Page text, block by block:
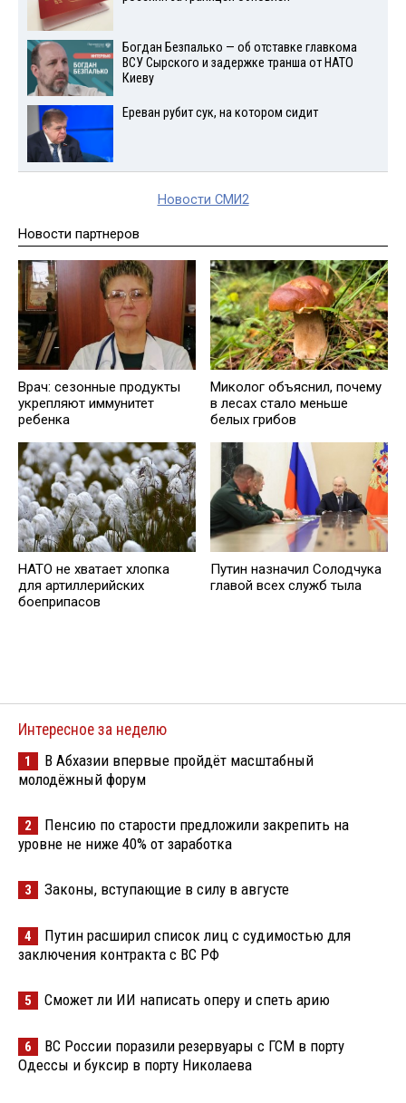
Богдан Безпалько — об отставке главкома
ВСУ Сырского и задержке транша от НАТО
Киеву
Ереван рубит сук, на котором сидит
Новости СМИ2
Новости партнеров
Врач: сезонные продукты
укрепляют иммунитет
ребенка
Миколог объяснил, почему
в лесах стало меньше
белых грибов
НАТО не хватает хлопка
для артиллерийских
боеприпасов
Путин назначил Солодчука
главой всех служб тыла
Интересное за неделю
1
В Абхазии впервые пройдёт масштабный
молодёжный форум
2
Пенсию по старости предложили закрепить на
уровне не ниже 40% от заработка
3 Законы, вступающие в силу в августе
4
Путин расширил список лиц с судимостью для
заключения контракта с ВС РФ
5 Сможет ли ИИ написать оперу и спеть арию
6
ВС России поразили резервуары с ГСМ в порту
Одессы и буксир в порту Николаева